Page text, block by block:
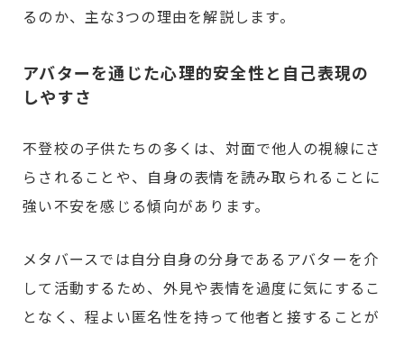
るのか、主な3つの理由を解説します。
アバターを通じた心理的安全性と自己表現の
しやすさ
不登校の子供たちの多くは、対面で他人の視線にさ
らされることや、自身の表情を読み取られることに
強い不安を感じる傾向があります。
メタバースでは自分自身の分身であるアバターを介
して活動するため、外見や表情を過度に気にするこ
となく、程よい匿名性を持って他者と接することが